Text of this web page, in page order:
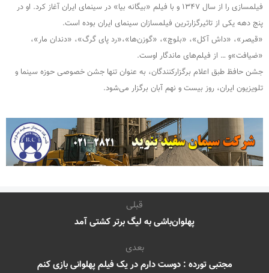
فیلمسازی را از سال ۱۳۴۷ و با فیلم «بیگانه بیا» در سینمای ایران آغاز کرد. او در
پنج دهه یکی از تاثیرگزارترین فیلمسازان سینمای ایران بوده است.
«قیصر»، «داش آکل»، «بلوچ»، «گوزن‌ها»،«رد پای گرگ»، «دندان مار»،
«ضیافت»و … از فیلم‌های ماندگار اوست.
جشن حافظ طبق اعلام برگزارکنندگان، به عنوان تنها جشن خصوصی حوزه سینما و
تلویزیون ایران، روز بیست و نهم آبان برگزار می‌شود.
قبلی
پهلوان‌باشی به لیگ برتر کشتی آمد
بعدی
مجتبی تورده : دوست دارم در یک فیلم پهلوانی بازی کنم